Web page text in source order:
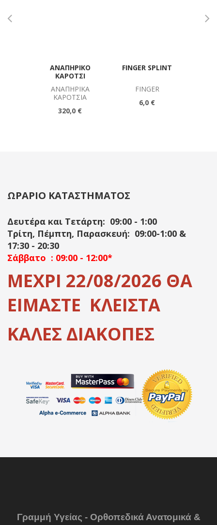
ΑΝΑΠΗΡΙΚΌ
ΚΑΡΌΤΣΙ
ΑΝΑΠΗΡΙΚΆ
ΚΑΡΌΤΣΙΑ
320,0 €
FINGER SPLINT
FINGER
6,0 €
ΩΡΑΡΙΟ ΚΑΤΑΣΤΗΜΑΤΟΣ
Δευτέρα και Τετάρτη: 09:00 - 1:00
Τρίτη, Πέμπτη, Παρασκευή: 09:00-1:00 &
17:30 - 20:30
Σάββατο : 09:00 - 12:00*
ΜΕΧΡΙ 22/08/2026 ΘΑ
ΕΙΜΑΣΤΕ ΚΛΕΙΣΤΑ
ΚΑΛΕΣ ΔΙΑΚΟΠΕΣ
Γραμμή Υγείας - Ορθοπεδικά Ανατομικά &